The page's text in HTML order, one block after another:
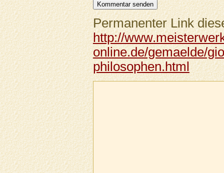
Permanenter Link
http://
online.de/gemaelde/
philosophen.html